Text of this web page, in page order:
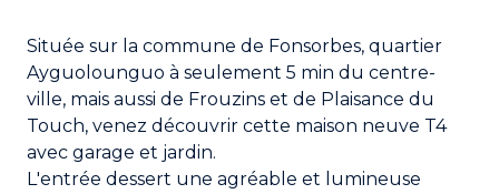
Située sur la commune de Fonsorbes, quartier
Ayguolounguo à seulement 5 min du centre-
ville, mais aussi de Frouzins et de Plaisance du
Touch, venez découvrir cette maison neuve T4
avec garage et jardin.
L'entrée dessert une agréable et lumineuse